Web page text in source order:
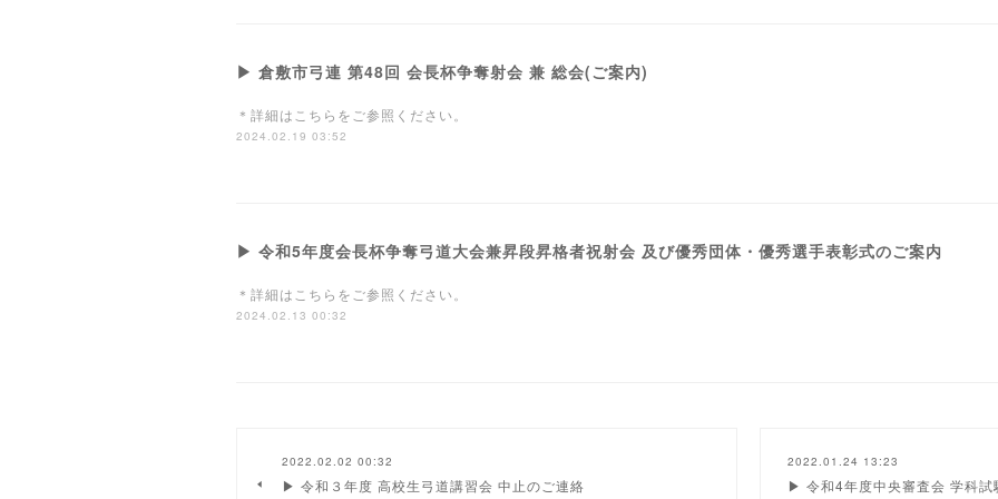
▶ 倉敷市弓連 第48回 会長杯争奪射会 兼 総会(ご案内)
＊詳細はこちらをご参照ください。
2024.02.19 03:52
▶ 令和5年度会長杯争奪弓道大会兼昇段昇格者祝射会 及び優秀団体・優秀選手表彰式のご案内
＊詳細はこちらをご参照ください。
2024.02.13 00:32
2022.02.02 00:32
▶︎ 令和３年度 高校生弓道講習会 中止のご連絡
2022.01.24 13:23
▶︎ 令和4年度中央審査会 学科試